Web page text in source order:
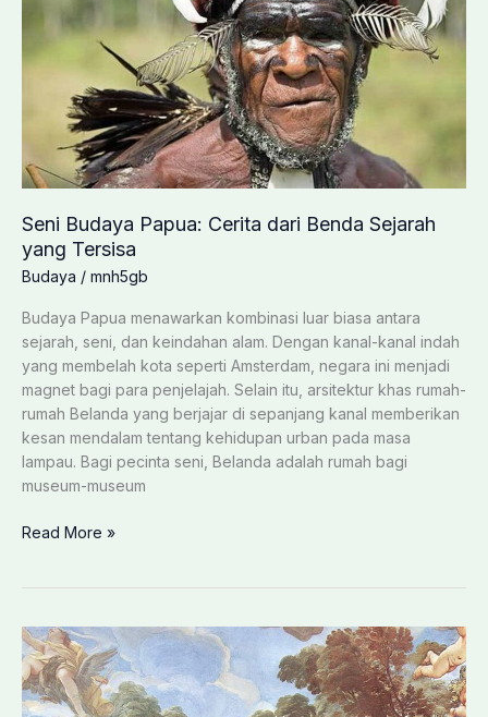
Pesisir?
Mengejutkan
Seni Budaya Papua: Cerita dari Benda Sejarah
yang Tersisa
Budaya / mnh5gb
Budaya Papua menawarkan kombinasi luar biasa antara
sejarah, seni, dan keindahan alam. Dengan kanal-kanal indah
yang membelah kota seperti Amsterdam, negara ini menjadi
magnet bagi para penjelajah. Selain itu, arsitektur khas rumah-
rumah Belanda yang berjajar di sepanjang kanal memberikan
kesan mendalam tentang kehidupan urban pada masa
lampau. Bagi pecinta seni, Belanda adalah rumah bagi
museum-museum
Seni
dari
Benda
Sejarah
yang
Read More »